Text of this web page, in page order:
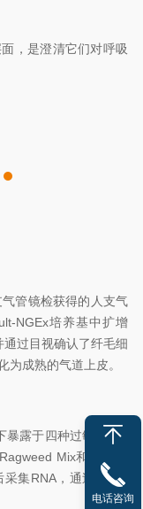
，是澄清它们对呼吸
管镜检获得的人支气
NGEx培养基中扩增
过目视确认了纤毛细
为成熟的气道上皮。
暴露于四种过敏原（C
Mix和Asperg
集RNA，通过qPCR
电话咨询